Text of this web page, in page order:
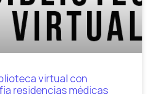
virtual con
residencias médicas